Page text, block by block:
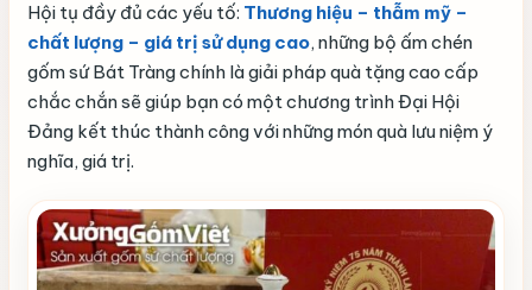
Hội tụ đầy đủ các yếu tố: Thương hiệu – thẫm mỹ –
chất lượng – giá trị sử dụng cao, những bộ ấm chén
gốm sứ Bát Tràng chính là giải pháp quà tặng cao cấp
chắc chắn sẽ giúp bạn có một chương trình Đại Hội
Đảng kết thúc thành công với những món quà lưu niệm ý
nghĩa, giá trị.